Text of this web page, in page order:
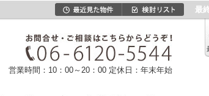
最
営業時間：10：00～20：00 定休日：年末年始